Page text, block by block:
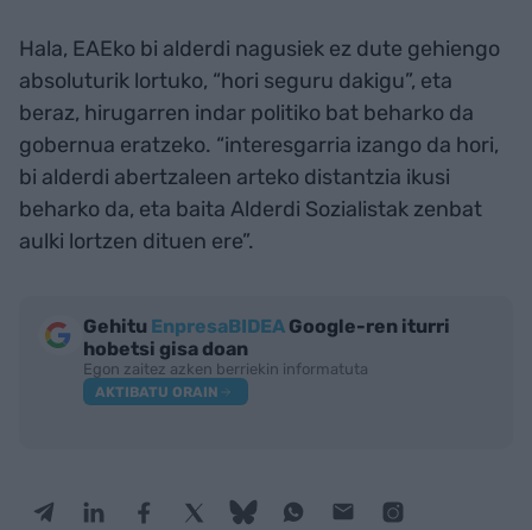
Hala, EAEko bi alderdi nagusiek ez dute gehiengo
absoluturik lortuko, “hori seguru dakigu”, eta
beraz, hirugarren indar politiko bat beharko da
gobernua eratzeko. “interesgarria izango da hori,
bi alderdi abertzaleen arteko distantzia ikusi
beharko da, eta baita Alderdi Sozialistak zenbat
aulki lortzen dituen ere”.
Gehitu EnpresaBIDEA Google-ren iturri
hobetsi gisa doan
Egon zaitez azken berriekin informatuta
AKTIBATU ORAIN